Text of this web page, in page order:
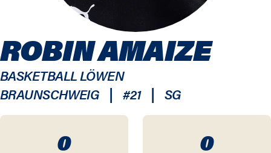
0 0
ROBIN AMAIZE
BASKETBALL LÖWEN
BRAUNSCHWEIG | #21 | SG